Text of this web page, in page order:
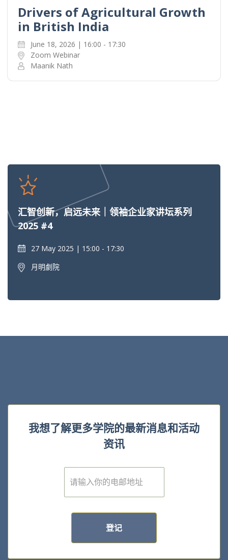
Drivers of Agricultural Growth
in British India
June 18, 2026 | 16:00 - 17:30
Zoom Webinar
Maanik Nath
汇智创新，启远未来｜领袖企业家讲坛系列
2025 #4
27 May 2025
15:00 - 17:30
月明劇院
我想了解更多学院的最新消息和活动
资讯
E
m
登记